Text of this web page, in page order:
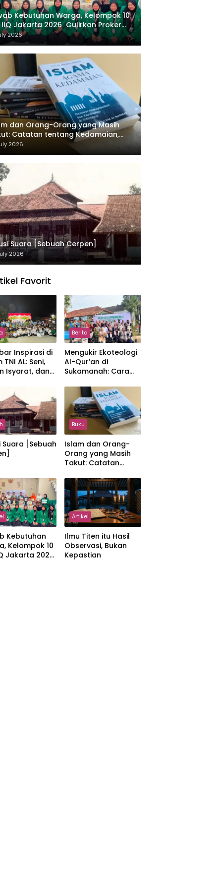
Kebutuhan Warga, Kelompok 10
IIQ Jakarta 2026 Gulirkan Proker
Al-Qur’an di Sukamanah
2026
dan Orang-Orang yang Masih
Catatan tentang Kedamaian,
dan Negara dalam
Masykuri Abdillah
2026
Suara [Sebuah Cerpen]
2026
Favorit
Inspirasi di
TNI AL: Seni,
Isyarat, dan
Berita
Mengukir Ekoteologi
Al-Qur’an di
Sukamanah: Cara
Jakarta Menjaga
Bumi Jonggol
Suara [Sebuah
Buku
Islam dan Orang-
Orang yang Masih
Takut: Catatan
Kemajemukan, dan
Negara dalam
Pemikiran Masykuri
Abdillah
Kebutuhan
Kelompok 10
Jakarta 2026
Artikel
Ilmu Titen itu Hasil
Observasi, Bukan
Kepastian